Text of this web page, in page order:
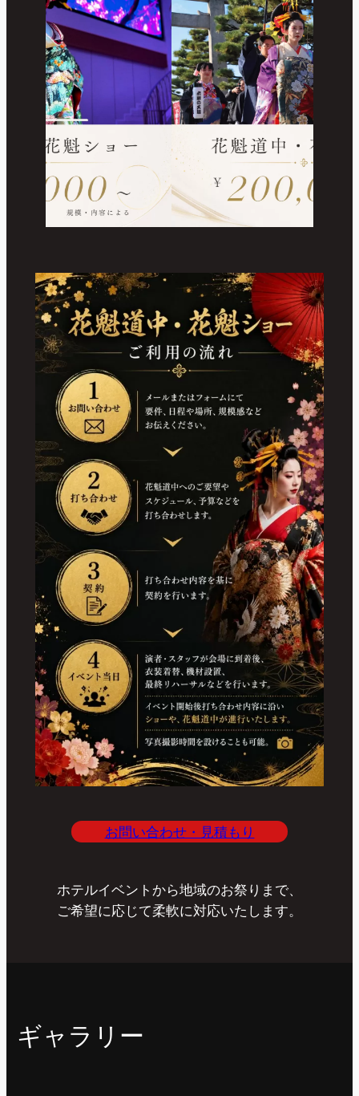
お問い合わせ・見積もり
ホテルイベントから地域のお祭りまで、
ご希望に応じて柔軟に対応いたします。
ギャラリー